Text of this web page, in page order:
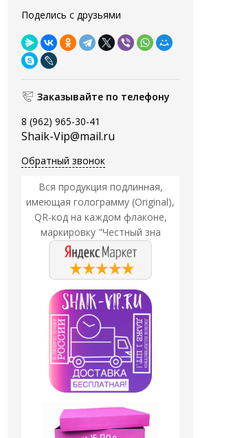
Поделись с друзьями
Заказывайте по телефону
8 (962) 965-30-41
Shaik-Vip@mail.ru
Обратный звонок
Вся продукция подлинная,
имеющая голограмму (Original),
QR-код на каждом флаконе,
маркировку "Честный зна
Акция